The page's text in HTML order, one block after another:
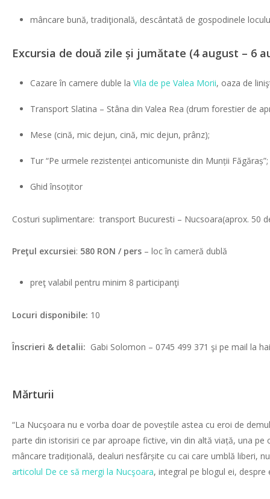
mâncare bună, tradiţională, descântată de gospodinele
Excursia de două zile și jumătate (4 august – 6
Cazare în camere duble la Vila de pe Valea Morii, oaza de
Transport Slatina – Stâna din Valea Rea (drum forestier de
Mese (cină, mic dejun, cină, mic dejun, prânz);
Tur “Pe urmele rezistenței anticomuniste din Munții Făgăraș”;
Ghid însoțitor
Costuri suplimentare: transport Bucuresti – Nucsoara(aprox. 50
Preţul excursiei: 580 RON / pers – loc în cameră dublă
preţ valabil pentru minim 8 participanţi
Locuri disponibile: 10
Înscrieri & detalii: Gabi Solomon – 0745 499 371 şi pe mail la
Mărturii
“La Nucşoara nu e vorba doar de poveștile astea cu eroi de
parte din istorisiri ce par aproape fictive, vin din altă viață, una
mâncare tradițională, dealuri nesfârșite cu cai care umblă liberi,
articolul De ce să mergi la Nucşoara, integral pe blogul ei,